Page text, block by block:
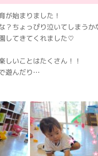
が始まりました！
？ちょっぴり泣いてしまうか
してきてくれました♡
しいことはたくさん！！
遊んだり…